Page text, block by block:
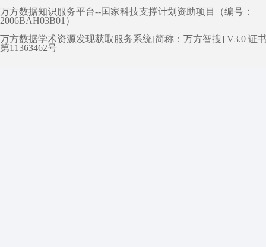
万方数据知识服务平台--国家科技支撑计划资助项目（编号：
2006BAH03B01）
万方数据学术资源发现获取服务系统[简称：万方智搜] V3.0 证
第11363462号